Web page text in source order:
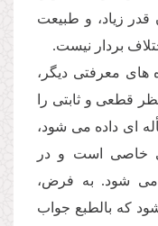
زیاد، و طبیعت
بردار نیست.
هاى معرفتى دیگر،
قطعى و ثابتى را
اى داده مى شود،
خاصى است و در
مى شود. به فرض،
كه بالطبع جواب